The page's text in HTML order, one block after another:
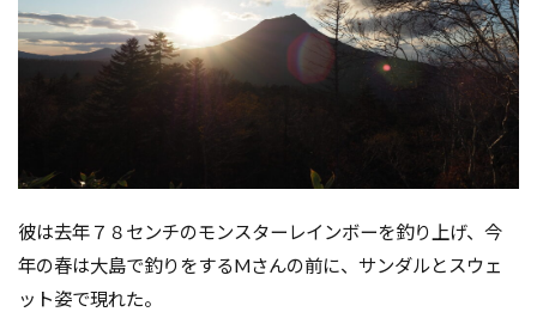
彼は去年７８センチのモンスターレインボーを釣り上げ、今
年の春は大島で釣りをするMさんの前に、サンダルとスウェ
ット姿で現れた。